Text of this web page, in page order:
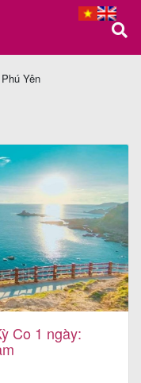
Yên
Co 1 ngày: